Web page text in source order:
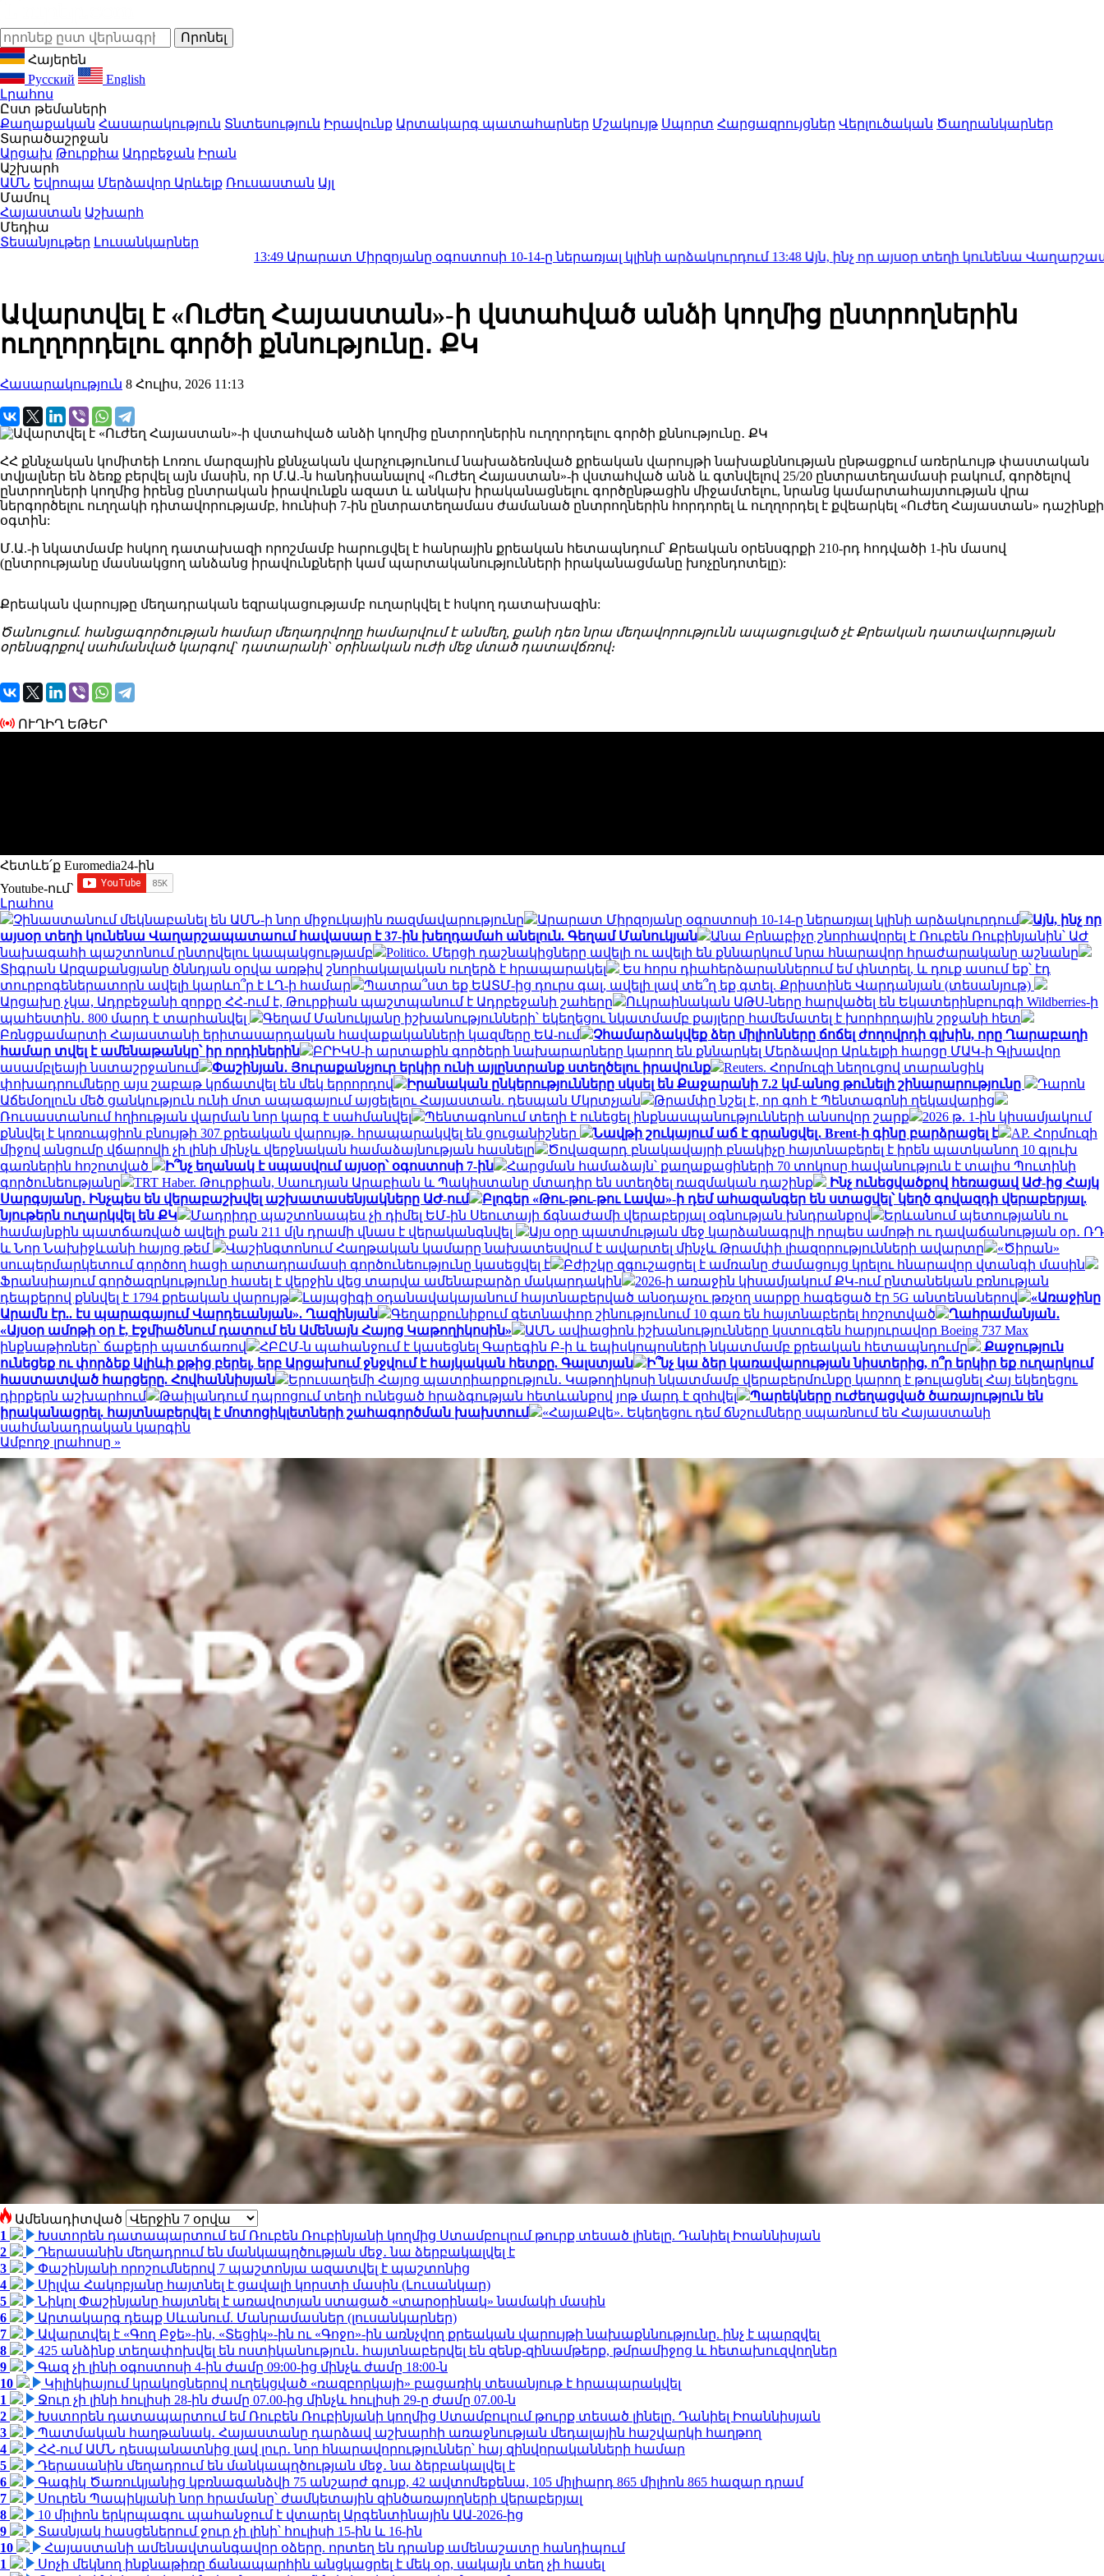
Հայերեն
Русский
English
Լրահոս
Ըստ թեմաների
Քաղաքական Հասարակություն Տնտեսություն Իրավունք Արտակարգ պատահարներ Մշակույթ Սպորտ Հարցազրույցներ Վերլուծական Ծաղրանկարներ
Տարածաշրջան
Արցախ Թուրքիա Ադրբեջան Իրան
Աշխարհ
ԱՄՆ Եվրոպա Մերձավոր Արևելք Ռուսաստան Այլ
Մամուլ
Հայաստան Աշխարհ
Մեդիա
Տեսանյութեր Լուսանկարներ
Արարատ Միրզոյանը օգոստոսի 10-14-ը ներառյալ կլինի արձակուրդում13:48Այն, ինչ որ այսօր տեղի կունենա Վաղարշապատաում
Ավարտվել է «Ուժեղ Հայաստան»-ի վստահված անձի կողմից ընտրողներին
ուղղորդելու գործի քննությունը․ ՔԿ
Հասարակություն 8 Հուլիս, 2026 11:13
ՀՀ քննչական կոմիտեի Լոռու մարզային քննչական վարչությունում նախաձեռնված քրեական վարույթի նախաքննության ընթացքում առերևույթ փաստական
տվյալներ են ձեռք բերվել այն մասին, որ Մ.Ա.-ն հանդիսանալով «Ուժեղ Հայաստան»-ի վստահված անձ և գտնվելով 25/20 ընտրատեղամասի բակում, գործելով
ընտրողների կողմից իրենց ընտրական իրավունքն ազատ և անկախ իրականացնելու գործընթացին միջամտելու, նրանց կամարտահայտության վրա
ներգործելու ուղղակի դիտավորությամբ, հունիսի 7-ին ընտրատեղամաս ժամանած ընտրողներին հորդորել և ուղղորդել է քվեարկել «Ուժեղ Հայաստան» դաշինքի
օգտին:
Մ.Ա.-ի նկատմամբ հսկող դատախազի որոշմամբ հարուցվել է հանրային քրեական հետապնդում՝ Քրեական օրենսգրքի 210-րդ հոդվածի 1-ին մասով
(ընտրությանը մասնակցող անձանց իրավունքների կամ պարտականությունների իրականացմանը խոչընդոտելը):
Քրեական վարույթը մեղադրական եզրակացությամբ ուղարկվել է հսկող դատախազին:
Ծանուցում. հանցագործության համար մեղադրվողը համարվում է անմեղ, քանի դեռ նրա մեղավորությունն ապացուցված չէ Քրեական դատավարության
օրենսգրքով սահմանված կարգով` դատարանի` օրինական ուժի մեջ մտած դատավճռով։
ՈՒՂԻՂ ԵԹԵՐ
Հետևե՛ք Euromedia24-ին
Youtube-ում`
Լրահոս
Չինաստանում մեկնաբանել են ԱՄՆ-ի նոր միջուկային ռազմավարությունը
Արարատ Միրզոյանը օգոստոսի 10-14-ը ներառյալ կլինի արձակուրդում
Այն, ինչ որ
այսօր տեղի կունենա Վաղարշապատաում հավասար է 37-ին խեղդամահ անելուն. Գեղամ Մանուկյան
Անա Բրնաբիչը շնորհավորել է Ռուբեն Ռուբինյանին՝ ԱԺ
նախագահի պաշտոնում ընտրվելու կապակցությամբ
Politico. Մերցի դաշնակիցները ավելի ու ավելի են քննարկում նրա հնարավոր հրաժարականը աշնանը
Տիգրան Արզաքանցյանը ծննդյան օրվա առթիվ շնորհակալական ուղերձ է հրապարակել
Ես հորս դիահերձարաններում եմ փնտրել, և դուք ասում եք՝ էդ
տուրբոգեներատորն ավելի կարևո՞ր է ԼՂ-ի համար
Պատրա՞ստ եք ԵԱՏՄ-ից դուրս գալ, ավելի լավ տե՞ղ եք գտել. Քրիստինե Վարդանյան (տեսանյութ)
Արցախը չկա, Ադրբեջանի զորքը ՀՀ-ում է, Թուրքիան պաշտպանում է Ադրբեջանի շահերը
Ուկրաինական ԱԹՍ-ները հարվածել են Եկատերինբուրգի Wildberries-ի
պահեստին․ 800 մարդ է տարհանվել
Գեղամ Մանուկյանը իշխանությունների՝ եկեղեցու նկատմամբ քայլերը համեմատել է խորհրդային շրջանի հետ
Բռնցքամարտի Հայաստանի երիտասարդական հավաքականների կազմերը ԵԱ-ում
Չհամարձակվեք ձեր միլիոնները ճոճել ժողովրդի գլխին, որը Ղարաբաղի
համար տվել է ամենաթանկը՝ իր որդիներին
ԲՐԻԿՍ-ի արտաքին գործերի նախարարները կարող են քննարկել Մերձավոր Արևելքի հարցը ՄԱԿ-ի Գլխավոր
ասամբլեայի նստաշրջանում
Փաշինյան․ Յուրաքանչյուր երկիր ունի այլընտրանք ստեղծելու իրավունք
Reuters. Հորմուզի նեղուցով տարանցիկ
փոխադրումները այս շաբաթ կրճատվել են մեկ երրորդով
Իրանական ընկերությունները սկսել են Քաջարանի 7.2 կմ-անոց թունելի շինարարությունը
Դարոն
Աճեմօղլուն մեծ ցանկություն ունի մոտ ապագայում այցելելու Հայաստան. դեսպան Մկրտչյան
Թրամփը նշել է, որ գոհ է Պենտագոնի ղեկավարից
Ռուսաստանում հղիության վարման նոր կարգ է սահմանվել
Պենտագոնում տեղի է ունեցել ինքնասպանությունների անսովոր շարք
2026 թ. 1-ին կիսամյակում
քննվել է կոռուպցիոն բնույթի 307 քրեական վարույթ. հրապարակվել են ցուցանիշներ
Նավթի շուկայում աճ է գրանցվել․ Brent-ի գինը բարձրացել է
AP. Հորմուզի
միջով անցումը վճարովի չի լինի մինչև վերջնական համաձայնության հասնելը
Ծովազարդ բնակավայրի բնակիչը հայտնաբերել է իրեն պատկանող 10 գլուխ
գառներին հոշոտված
Ի՞նչ եղանակ է սպասվում այսօր՝ օգոստոսի 7-ին
Հարցման համաձայն՝ քաղաքացիների 70 տոկոսը հավանություն է տալիս Պուտինի
գործունեությանը
TRT Haber. Թուրքիան, Սաուդյան Արաբիան և Պակիստանը մտադիր են ստեղծել ռազմական դաշինք
Ինչ ունեցվածքով հեռացավ ԱԺ-ից Հայկ
Սարգսյանը․ Ինչպես են վերաբաշխվել աշխատասենյակները ԱԺ-ում
Բլոգեր «Թու-թու-թու Լավա»-ի դեմ ահազանգեր են ստացվել՝ կեղծ գովազդի վերաբերյալ.
նյութերն ուղարկվել են ՔԿ
Մադրիդը պաշտոնապես չի դիմել ԵՄ-ին Սեուտայի ​​ճգնաժամի վերաբերյալ օգնության խնդրանքով
Երևանում պետությանն ու
համայնքին պատճառված ավելի քան 211 մլն դրամի վնաս է վերականգնվել
Այս օրը պատմության մեջ կարձանագրվի որպես ամոթի ու դավաճանության օր․ ՌԴ
և Նոր Նախիջևանի հայոց թեմ
Վաշինգտոնում Հաղթական կամարը նախատեսվում է ավարտել մինչև Թրամփի լիազորությունների ավարտը
«Ծիրան»
սուպերմարկետում գործող հացի արտադրամասի գործունեությունը կասեցվել է
Բժիշկը զգուշացրել է ամռանը ժամացույց կրելու հնարավոր վտանգի մասին
Ֆրանսիայում գործազրկությունը հասել է վերջին վեց տարվա ամենաբարձր մակարդակին
2026-ի առաջին կիսամյակում ՔԿ-ում ընտանեկան բռնության
դեպքերով քննվել է 1794 քրեական վարույթ
Լայպցիգի օդանավակայանում հայտնաբերված անօդաչու թռչող սարքը հագեցած էր 5G անտենաներով
«Առաջինը
Արամն էր.. էս պարագայում Վարդեւանյան». Ղազինյան
Գեղարքունիքում գետնափոր շինությունում 10 գառ են հայտնաբերել հոշոտված
Ղահրամանյան․
«Այսօր ամոթի օր է, Էջմիածնում դատում են Ամենայն Հայոց Կաթողիկոսին»
ԱՄՆ ավիացիոն իշխանությունները կստուգեն հարյուրավոր Boeing 737 Max
ինքնաթիռներ՝ ճաքերի պատճառով
ՀԲԸՄ-ն պահանջում է կասեցնել Գարեգին Բ-ի և եպիսկոպոսների նկատմամբ քրեական հետապնդումը
Քաջություն
ունեցեք ու փորձեք Ալիևի քթից բերել, երբ Արցախում ջնջվում է հայկական հետքը. Գալստյան
Ի՞նչ կա ձեր կառավարության նիստերից, ո՞ր երկիր եք ուղարկում
հաստատված հարցերը. Հովհաննիսյան
Երուսաղեմի Հայոց պատրիարքություն․ Կաթողիկոսի նկատմամբ վերաբերմունքը կարող է թուլացնել Հայ եկեղեցու
դիրքերն աշխարհում
Թաիլանդում դպրոցում տեղի ունեցած հրաձգության հետևանքով յոթ մարդ է զոհվել
Պարեկները ուժեղացված ծառայություն են
իրականացրել. հայտնաբերվել է մոտոցիկլետների շահագործման խախտում
«ՀայաՔվե». Եկեղեցու դեմ ճնշումները սպառնում են Հայաստանի
սահմանադրական կարգին
Ամբողջ լրահոսը »
Ամենադիտված
1
Խստորեն դատապարտում եմ Ռուբեն Ռուբինյանի կողմից Ստամբուլում թուրք տեսած լինելը. Դանիել Իոաննիսյան
2
Դերասանին մեղադրում են մանկապղծության մեջ․ նա ձերբակալվել է
3
Փաշինյանի որոշումներով 7 պաշտոնյա ազատվել է պաշտոնից
4
Սիլվա Հակոբյանը հայտնել է ցավալի կորստի մասին (Լուսանկար)
5
Նիկոլ Փաշինյանը հայտնել է առավոտյան ստացած «տարօրինակ» նամակի մասին
6
Արտակարգ դեպք Սևանում. Մանրամասներ (լուսանկարներ)
7
Ավարտվել է «Գող Բջե»-ին, «Տեցիկ»-ին ու «Գոջո»-ին առնչվող քրեական վարույթի նախաքննությունը. ինչ է պարզվել
8
425 անձինք տեղափոխվել են ոստիկանություն․ հայտնաբերվել են զենք-զինամթերք, թմրամիջոց և հետախուզվողներ
9
Գազ չի լինի օգոստոսի 4-ին ժամը 09:00-ից մինչև ժամը 18:00-ն
10
Կիլիկիայում կրակոցներով ուղեկցված «ռազբորկայի» բացառիկ տեսանյութ է հրապարակվել
1
Ջուր չի լինի հուլիսի 28-ին ժամը 07.00-ից մինչև հուլիսի 29-ը ժամը 07.00-ն
2
Խստորեն դատապարտում եմ Ռուբեն Ռուբինյանի կողմից Ստամբուլում թուրք տեսած լինելը. Դանիել Իոաննիսյան
3
Պատմական հաղթանակ․ Հայաստանը դարձավ աշխարհի առաջնության մեդալային հաշվարկի հաղթող
4
ՀՀ-ում ԱՄՆ դեսպանատնից լավ լուր․ նոր հնարավորություններ՝ հայ զինվորականների համար
5
Դերասանին մեղադրում են մանկապղծության մեջ․ նա ձերբակալվել է
6
Գագիկ Ծառուկյանից կբռնագանձվի 75 անշարժ գույք, 42 ավտոմեքենա, 105 միլիարդ 865 միլիոն 865 հազար դրամ
7
Սուրեն Պապիկյանի նոր հրամանը՝ ժամկետային զինծառայողների վերաբերյալ
8
10 միլիոն երկրպագու պահանջում է վտարել Արգենտինային ԱԱ-2026-ից
9
Տասնյակ հասցեներում ջուր չի լինի՝ հուլիսի 15-ին և 16-ին
10
Հայաստանի ամենավտանգավոր օձերը. որտեղ են դրանք ամենաշատը հանդիպում
1
Սոչի մեկնող ինքնաթիռը ճանապարհին անցկացրել է մեկ օր, սակայն տեղ չի հասել